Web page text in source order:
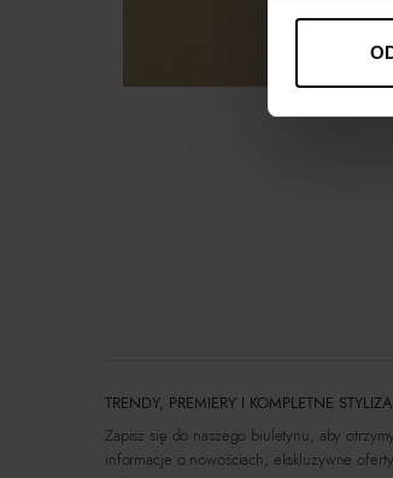
TRENDY, PREMIERY I KOMPLETNE
Zapisz się do naszego biuletynu, aby
informacje o nowościach, ekskluzywne